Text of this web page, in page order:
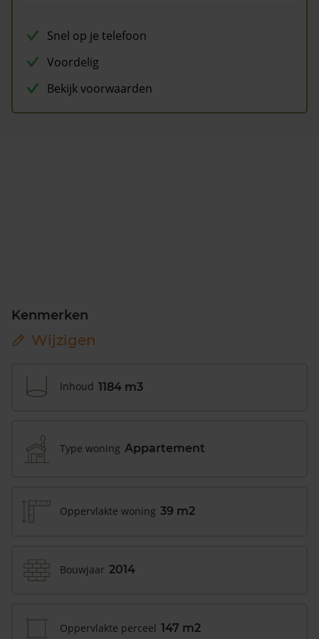
Snel op je telefoon
Voordelig
Bekijk voorwaarden
Kenmerken
Wijzigen
Inhoud 1184 m3
Type woning Appartement
Oppervlakte woning 39 m2
Bouwjaar 2014
Oppervlakte perceel 147 m2